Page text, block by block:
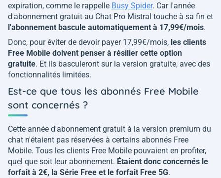
expiration, comme le rappelle Busy Spider. Car l'année
d'abonnement gratuit au Chat Pro Mistral touche à sa fin et
l'abonnement bascule automatiquement à 17,99€/mois.
Donc, pour éviter de devoir payer 17,99€/mois, les clients
Free Mobile doivent penser à résilier cette option
gratuite. Et ils basculeront sur la version gratuite, avec des
fonctionnalités limitées.
Est-ce que tous les abonnés Free Mobile
sont concernés ?
Cette année d'abonnement gratuit à la version premium du
chat n'étaient pas réservées à certains abonnés Free
Mobile. Tous les clients Free Mobile pouvaient en profiter,
quel que soit leur abonnement. Étaient donc concernés le
forfait à 2€, la Série Free et le forfait Free 5G.